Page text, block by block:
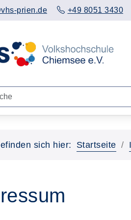
prien.de +49 8051 3430
sich hier: Startseite